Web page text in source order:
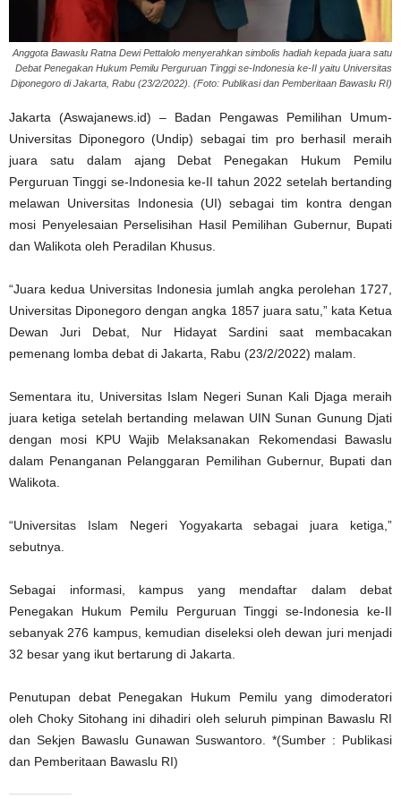
Anggota Bawaslu Ratna Dewi Pettalolo menyerahkan simbolis hadiah kepada juara satu
Debat Penegakan Hukum Pemilu Perguruan Tinggi se-Indonesia ke-II yaitu Universitas
Diponegoro di Jakarta, Rabu (23/2/2022). (Foto: Publikasi dan Pemberitaan Bawaslu RI)
Jakarta (Aswajanews.id) – Badan Pengawas Pemilihan Umum-
Universitas Diponegoro (Undip) sebagai tim pro berhasil meraih
juara satu dalam ajang Debat Penegakan Hukum Pemilu
Perguruan Tinggi se-Indonesia ke-II tahun 2022 setelah bertanding
melawan Universitas Indonesia (UI) sebagai tim kontra dengan
mosi Penyelesaian Perselisihan Hasil Pemilihan Gubernur, Bupati
dan Walikota oleh Peradilan Khusus.
“Juara kedua Universitas Indonesia jumlah angka perolehan 1727,
Universitas Diponegoro dengan angka 1857 juara satu,” kata Ketua
Dewan Juri Debat, Nur Hidayat Sardini saat membacakan
pemenang lomba debat di Jakarta, Rabu (23/2/2022) malam.
Sementara itu, Universitas Islam Negeri Sunan Kali Djaga meraih
juara ketiga setelah bertanding melawan UIN Sunan Gunung Djati
dengan mosi KPU Wajib Melaksanakan Rekomendasi Bawaslu
dalam Penanganan Pelanggaran Pemilihan Gubernur, Bupati dan
Walikota.
“Universitas Islam Negeri Yogyakarta sebagai juara ketiga,”
sebutnya.
Sebagai informasi, kampus yang mendaftar dalam debat
Penegakan Hukum Pemilu Perguruan Tinggi se-Indonesia ke-II
sebanyak 276 kampus, kemudian diseleksi oleh dewan juri menjadi
32 besar yang ikut bertarung di Jakarta.
Penutupan debat Penegakan Hukum Pemilu yang dimoderatori
oleh Choky Sitohang ini dihadiri oleh seluruh pimpinan Bawaslu RI
dan Sekjen Bawaslu Gunawan Suswantoro. *(Sumber : Publikasi
dan Pemberitaan Bawaslu RI)